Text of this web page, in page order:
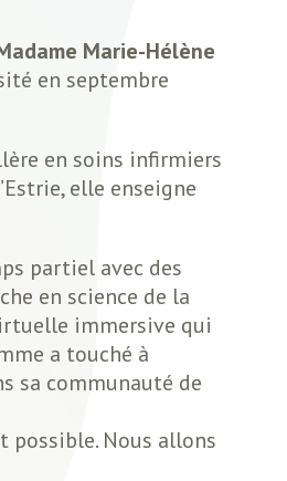
Marie-Hélène
en septembre
en soins infirmiers
elle enseigne
partiel avec des
en science de la
immersive qui
a touché à
sa communauté de
possible. Nous allons